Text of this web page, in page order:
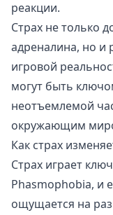
реакции.
Страх не только
адреналина, но и
игровой
могут быть
неотъемлемой
окружающим
Как страх
Страх играет
Phasmophobia, и
ощущается на